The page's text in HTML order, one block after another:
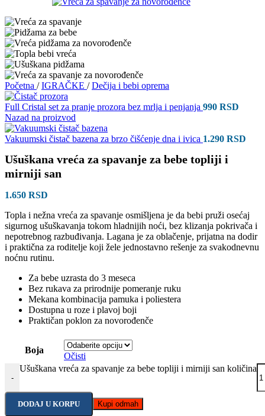
Početna / IGRAČKE / Dečija i bebi oprema
Full Cristal set za pranje prozora bez mrlja i penjanja 990 RSD
Nazad na proizvod
Vakuumski čistač bazena za brzo čišćenje dna i ivica 1.290 RSD
Ušuškana vreća za spavanje za bebe topliji i
mirniji san
1.650 RSD
Topla i nežna vreća za spavanje osmišljena je da bebi pruži osećaj
sigurnog ušuškavanja tokom hladnijih noći, bez klizanja pokrivača i
nepotrebnog razbuđivanja. Lagana je za oblačenje, prijatna na dodir
i praktična za roditelje koji žele jednostavno rešenje za svakodnevnu
noćnu rutinu.
Za bebe uzrasta do 3 meseca
Bez rukava za prirodnije pomeranje ruku
Mekana kombinacija pamuka i poliestera
Dostupna u roze i plavoj boji
Praktičan poklon za novorođenče
Boja
Očisti
-
Ušuškana vreća za spavanje za bebe topliji i mirniji san količina
DODAJ U KORPU Kupi odmah